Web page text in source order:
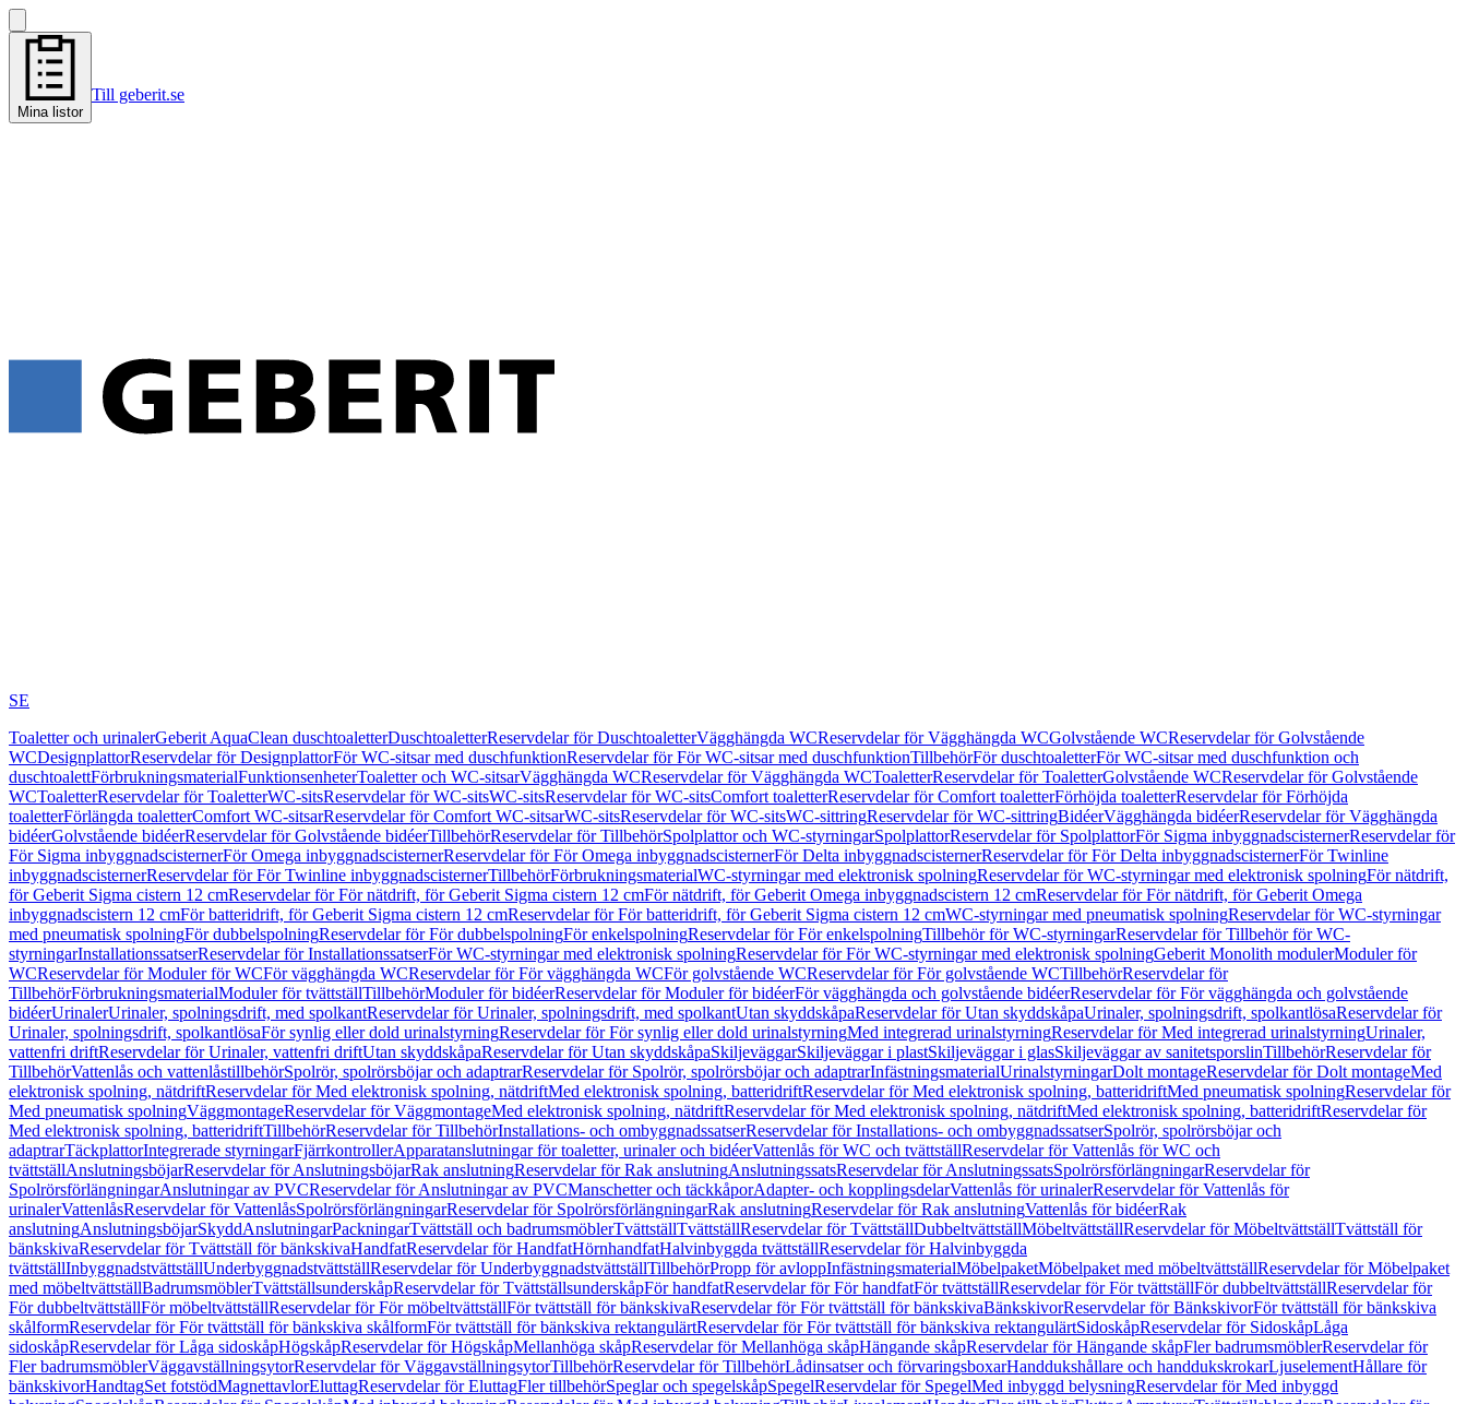
Mina listor
Till geberit.se
SE
Toaletter och urinalerGeberit AquaClean duschtoaletterDuschtoaletterReservdelar för DuschtoaletterVägghängda WCReservdelar för Vägghängda WCGolvstående WCReservdelar för Golvstående
WCDesignplattorReservdelar för DesignplattorFör WC-sitsar med duschfunktionReservdelar för För WC-sitsar med duschfunktionTillbehörFör duschtoaletterFör WC-sitsar med duschfunktion och
duschtoalettFörbrukningsmaterialFunktionsenheterToaletter och WC-sitsarVägghängda WCReservdelar för Vägghängda WCToaletterReservdelar för ToaletterGolvstående WCReservdelar för Golvstående
WCToaletterReservdelar för ToaletterWC-sitsReservdelar för WC-sitsWC-sitsReservdelar för WC-sitsComfort toaletterReservdelar för Comfort toaletterFörhöjda toaletterReservdelar för Förhöjda
toaletterFörlängda toaletterComfort WC-sitsarReservdelar för Comfort WC-sitsarWC-sitsReservdelar för WC-sitsWC-sittringReservdelar för WC-sittringBidéerVägghängda bidéerReservdelar för Vägghängda
bidéerGolvstående bidéerReservdelar för Golvstående bidéerTillbehörReservdelar för TillbehörSpolplattor och WC-styrningarSpolplattorReservdelar för SpolplattorFör Sigma inbyggnadscisternerReservdelar för
För Sigma inbyggnadscisternerFör Omega inbyggnadscisternerReservdelar för För Omega inbyggnadscisternerFör Delta inbyggnadscisternerReservdelar för För Delta inbyggnadscisternerFör Twinline
inbyggnadscisternerReservdelar för För Twinline inbyggnadscisternerTillbehörFörbrukningsmaterialWC-styrningar med elektronisk spolningReservdelar för WC-styrningar med elektronisk spolningFör nätdrift,
för Geberit Sigma cistern 12 cmReservdelar för För nätdrift, för Geberit Sigma cistern 12 cmFör nätdrift, för Geberit Omega inbyggnadscistern 12 cmReservdelar för För nätdrift, för Geberit Omega
inbyggnadscistern 12 cmFör batteridrift, för Geberit Sigma cistern 12 cmReservdelar för För batteridrift, för Geberit Sigma cistern 12 cmWC-styrningar med pneumatisk spolningReservdelar för WC-styrningar
med pneumatisk spolningFör dubbelspolningReservdelar för För dubbelspolningFör enkelspolningReservdelar för För enkelspolningTillbehör för WC-styrningarReservdelar för Tillbehör för WC-
styrningarInstallationssatserReservdelar för InstallationssatserFör WC-styrningar med elektronisk spolningReservdelar för För WC-styrningar med elektronisk spolningGeberit Monolith modulerModuler för
WCReservdelar för Moduler för WCFör vägghängda WCReservdelar för För vägghängda WCFör golvstående WCReservdelar för För golvstående WCTillbehörReservdelar för
TillbehörFörbrukningsmaterialModuler för tvättställTillbehörModuler för bidéerReservdelar för Moduler för bidéerFör vägghängda och golvstående bidéerReservdelar för För vägghängda och golvstående
bidéerUrinalerUrinaler, spolningsdrift, med spolkantReservdelar för Urinaler, spolningsdrift, med spolkantUtan skyddskåpaReservdelar för Utan skyddskåpaUrinaler, spolningsdrift, spolkantlösaReservdelar för
Urinaler, spolningsdrift, spolkantlösaFör synlig eller dold urinalstyrningReservdelar för För synlig eller dold urinalstyrningMed integrerad urinalstyrningReservdelar för Med integrerad urinalstyrningUrinaler,
vattenfri driftReservdelar för Urinaler, vattenfri driftUtan skyddskåpaReservdelar för Utan skyddskåpaSkiljeväggarSkiljeväggar i plastSkiljeväggar i glasSkiljeväggar av sanitetsporslinTillbehörReservdelar för
TillbehörVattenlås och vattenlåstillbehörSpolrör, spolrörsböjar och adaptrarReservdelar för Spolrör, spolrörsböjar och adaptrarInfästningsmaterialUrinalstyrningarDolt montageReservdelar för Dolt montageMed
elektronisk spolning, nätdriftReservdelar för Med elektronisk spolning, nätdriftMed elektronisk spolning, batteridriftReservdelar för Med elektronisk spolning, batteridriftMed pneumatisk spolningReservdelar för
Med pneumatisk spolningVäggmontageReservdelar för VäggmontageMed elektronisk spolning, nätdriftReservdelar för Med elektronisk spolning, nätdriftMed elektronisk spolning, batteridriftReservdelar för
Med elektronisk spolning, batteridriftTillbehörReservdelar för TillbehörInstallations- och ombyggnadssatserReservdelar för Installations- och ombyggnadssatserSpolrör, spolrörsböjar och
adaptrarTäckplattorIntegrerade styrningarFjärrkontrollerApparatanslutningar för toaletter, urinaler och bidéerVattenlås för WC och tvättställReservdelar för Vattenlås för WC och
tvättställAnslutningsböjarReservdelar för AnslutningsböjarRak anslutningReservdelar för Rak anslutningAnslutningssatsReservdelar för AnslutningssatsSpolrörsförlängningarReservdelar för
SpolrörsförlängningarAnslutningar av PVCReservdelar för Anslutningar av PVCManschetter och täckkåporAdapter- och kopplingsdelarVattenlås för urinalerReservdelar för Vattenlås för
urinalerVattenlåsReservdelar för VattenlåsSpolrörsförlängningarReservdelar för SpolrörsförlängningarRak anslutningReservdelar för Rak anslutningVattenlås för bidéerRak
anslutningAnslutningsböjarSkyddAnslutningarPackningarTvättställ och badrumsmöblerTvättställTvättställReservdelar för TvättställDubbeltvättställMöbeltvättställReservdelar för MöbeltvättställTvättställ för
bänkskivaReservdelar för Tvättställ för bänkskivaHandfatReservdelar för HandfatHörnhandfatHalvinbyggda tvättställReservdelar för Halvinbyggda
tvättställInbyggnadstvättställUnderbyggnadstvättställReservdelar för UnderbyggnadstvättställTillbehörPropp för avloppInfästningsmaterialMöbelpaketMöbelpaket med möbeltvättställReservdelar för Möbelpaket
med möbeltvättställBadrumsmöblerTvättställsunderskåpReservdelar för TvättställsunderskåpFör handfatReservdelar för För handfatFör tvättställReservdelar för För tvättställFör dubbeltvättställReservdelar för
För dubbeltvättställFör möbeltvättställReservdelar för För möbeltvättställFör tvättställ för bänkskivaReservdelar för För tvättställ för bänkskivaBänkskivorReservdelar för BänkskivorFör tvättställ för bänkskiva
skålformReservdelar för För tvättställ för bänkskiva skålformFör tvättställ för bänkskiva rektangulärtReservdelar för För tvättställ för bänkskiva rektangulärtSidoskåpReservdelar för SidoskåpLåga
sidoskåpReservdelar för Låga sidoskåpHögskåpReservdelar för HögskåpMellanhöga skåpReservdelar för Mellanhöga skåpHängande skåpReservdelar för Hängande skåpFler badrumsmöblerReservdelar för
Fler badrumsmöblerVäggavställningsytorReservdelar för VäggavställningsytorTillbehörReservdelar för TillbehörLådinsatser och förvaringsboxarHanddukshållare och handdukskrokarLjuselementHållare för
bänkskivorHandtagSet fotstödMagnettavlorEluttagReservdelar för EluttagFler tillbehörSpeglar och spegelskåpSpegelReservdelar för SpegelMed inbyggd belysningReservdelar för Med inbyggd